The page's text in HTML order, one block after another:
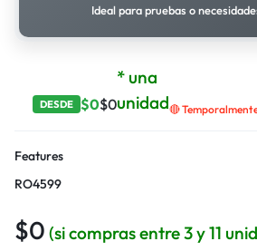
Ideal para pruebas o
DESDE $0$0
* una
unidad🔴
Features
RO4599
$0 (si compras entre 3 y 11